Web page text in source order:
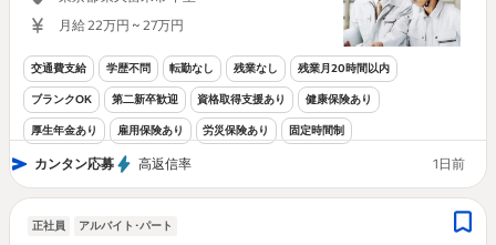
月給 22万円 ~ 27万円
交通費支給 学歴不問 転勤なし 残業なし 残業月20時間以内
ブランクOK 第二新卒歓迎 資格取得支援あり 健康保険あり
厚生年金あり 雇用保険あり 労災保険あり 固定時間制
カンタン応募 高返信率 1日前
正社員 アルバイト･パート